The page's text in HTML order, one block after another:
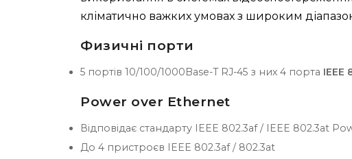
кліматично важких умовах з широким
Физичні порти
5 портів 10/100/1000Base-T RJ-45 з них 4 порта IEEE
Power over Ethernet
Відповідає стандарту IEEE 802.3af / IEEE 802.3at
До 4 пристроєв IEEE 802.3af / 802.3at